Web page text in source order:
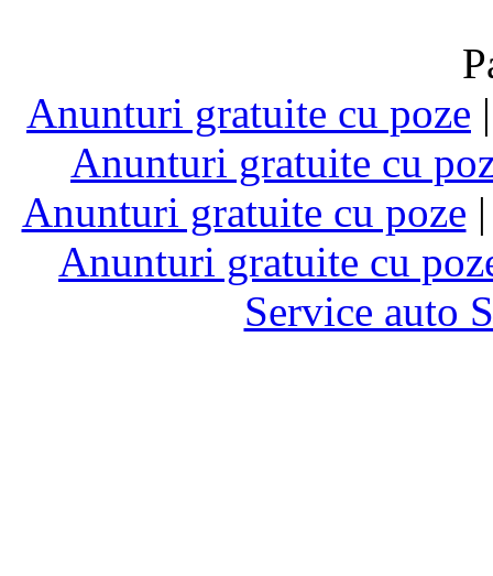
Anunturi gratuite cu poze
Anunturi gratuite cu
Anunturi gratuite cu poze
Anunturi gratuite cu
Service auto